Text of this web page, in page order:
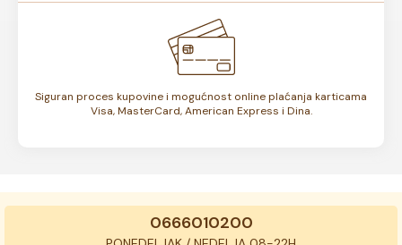
Siguran proces kupovine i mogućnost online plaćanja karticama
Visa, MasterCard, American Express i Dina.
0666010200